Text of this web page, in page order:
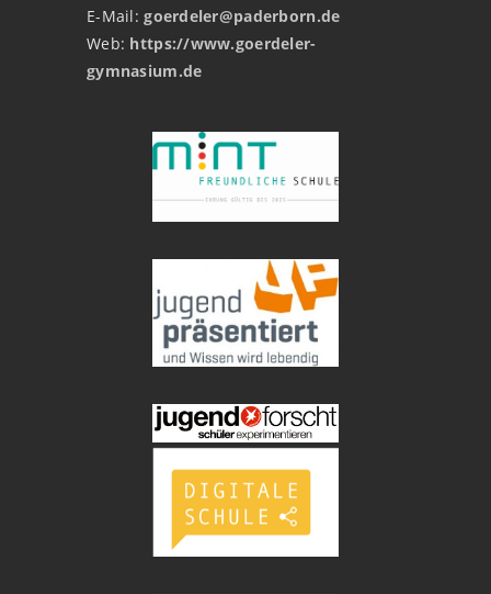
E-Mail:goerdeler@paderborn.de
Web: https://www.goerdeler-
gymnasium.de